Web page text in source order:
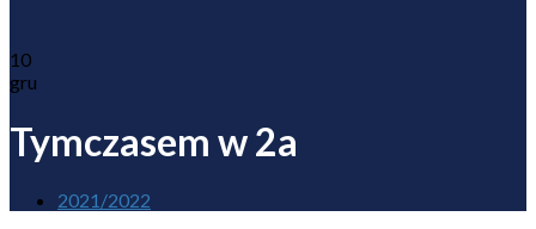
10
gru
Tymczasem w 2a
2021/2022